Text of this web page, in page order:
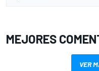
MEJORES
VER